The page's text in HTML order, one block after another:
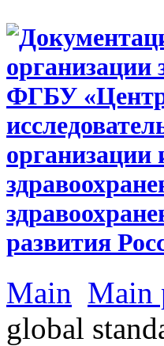
Main Main
global